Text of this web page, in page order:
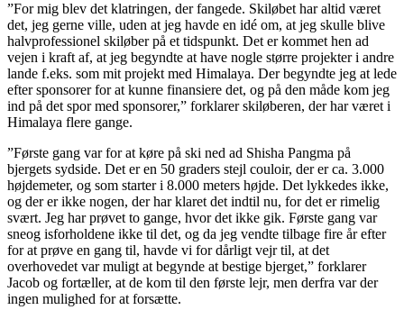
”For mig blev det klatringen, der fangede. Skiløbet har altid været
det, jeg gerne ville, uden at jeg havde en idé om, at jeg skulle blive
halvprofessionel skiløber på et tidspunkt. Det er kommet hen ad
vejen i kraft af, at jeg begyndte at have nogle større projekter i andre
lande f.eks. som mit projekt med Himalaya. Der begyndte jeg at lede
efter sponsorer for at kunne finansiere det, og på den måde kom jeg
ind på det spor med sponsorer,” forklarer skiløberen, der har været i
Himalaya flere gange.
”Første gang var for at køre på ski ned ad Shisha Pangma på
bjergets sydside. Det er en 50 graders stejl couloir, der er ca. 3.000
højdemeter, og som starter i 8.000 meters højde. Det lykkedes ikke,
og der er ikke nogen, der har klaret det indtil nu, for det er rimelig
svært. Jeg har prøvet to gange, hvor det ikke gik. Første gang var
sneog isforholdene ikke til det, og da jeg vendte tilbage fire år efter
for at prøve en gang til, havde vi for dårligt vejr til, at det
overhovedet var muligt at begynde at bestige bjerget,” forklarer
Jacob og fortæller, at de kom til den første lejr, men derfra var der
ingen mulighed for at forsætte.